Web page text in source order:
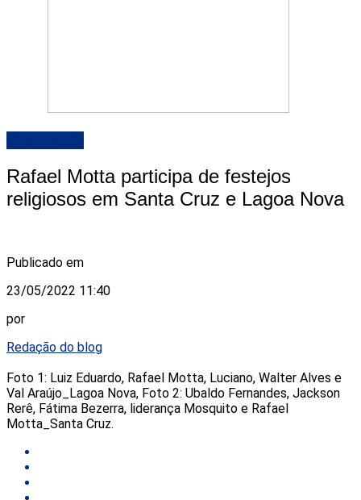
Rafael Motta participa de festejos
religiosos em Santa Cruz e Lagoa Nova
Publicado em
23/05/2022 11:40
por
Redação do blog
Foto 1: Luiz Eduardo, Rafael Motta, Luciano, Walter Alves e
Val Araújo_Lagoa Nova, Foto 2: Ubaldo Fernandes, Jackson
Rerê, Fátima Bezerra, liderança Mosquito e Rafael
Motta_Santa Cruz.